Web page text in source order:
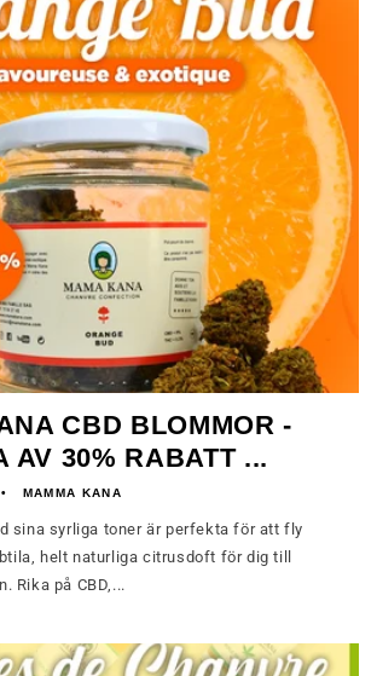
CBD BLOMMOR -
AV 30% RABATT ...
MAMMA KANA
sina syrliga toner är perfekta för att fly
helt naturliga citrusdoft för dig till
Rika på CBD,...